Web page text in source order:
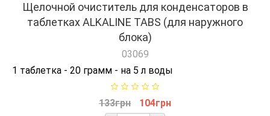
Щелочной очиститель для конденсаторов в
таблетках ALKALINE TABS (для наружного
блока)
03069
1 таблетка - 20 грамм - на 5 л воды
133грн 104грн